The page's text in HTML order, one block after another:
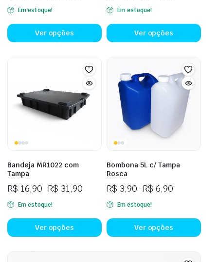
Em estoque!
Ver opções
Em estoque!
Ver opções
Bandeja MR1022 com
Tampa
R$ 16,90–R$ 31,90
Em estoque!
Ver opções
Bombona 5L c/ Tampa
Rosca
R$ 3,90–R$ 6,90
Em estoque!
Ver opções